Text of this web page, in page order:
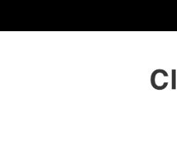
down